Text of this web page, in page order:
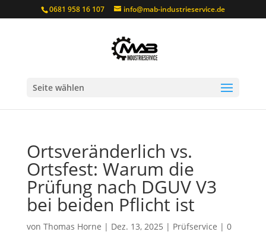
0681 958 16 107 info@mab-industrieservice.de
Seite wählen
Ortsveränderlich vs.
Ortsfest: Warum die
Prüfung nach DGUV V3
bei beiden Pflicht ist
von Thomas Horne | Dez. 13, 2025 | Prüfservice | 0